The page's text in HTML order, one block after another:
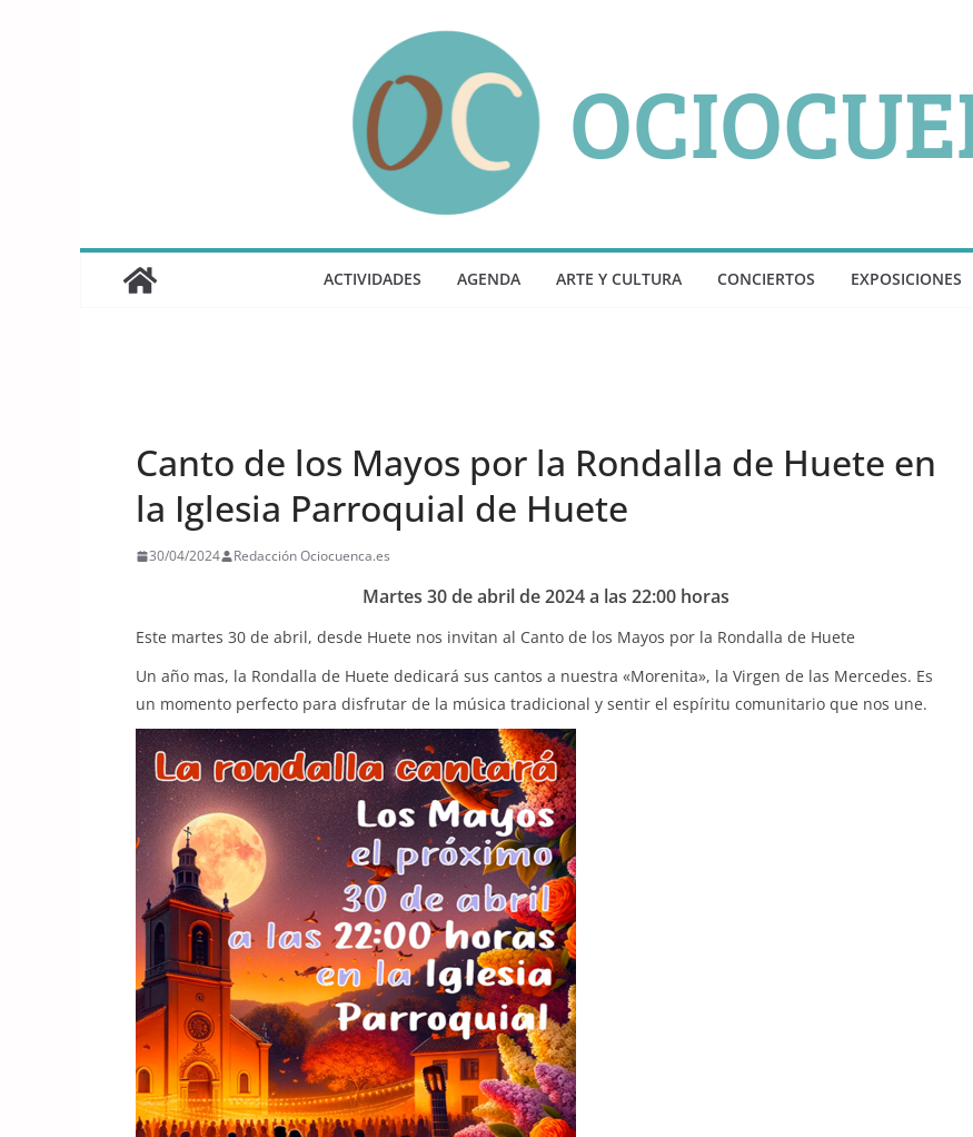
ACTIVIDADES AGENDA ARTE Y CULTURA CONCIERTOS EXPOSICIONES
Canto de los Mayos por la Rondalla de Huete en
la Iglesia Parroquial de Huete
30/04/2024 Redacción Ociocuenca.es
Martes 30 de abril de 2024 a las 22:00 horas
Este martes 30 de abril, desde Huete nos invitan al Canto de los Mayos por la Rondalla de Huete
Un año mas, la Rondalla de Huete dedicará sus cantos a nuestra «Morenita», la Virgen de las Mercedes. Es
un momento perfecto para disfrutar de la música tradicional y sentir el espíritu comunitario que nos une.